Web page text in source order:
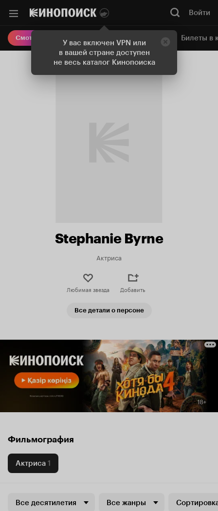
У вас включен VPN или
в вашей стране доступен
не весь каталог Кинопоиска
Войти
Смотреть кино Онлайн-кинотеатр Билеты в
Stephanie Byrne
Актриса
Любимая звезда Добавить
Все детали о персоне
Фильмография
Актриса 1
Все десятилетия Все жанры